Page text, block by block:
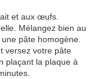
et aux œufs.
Mélangez bien au
pâte homogène.
versez votre pâte
plaçant la plaque à